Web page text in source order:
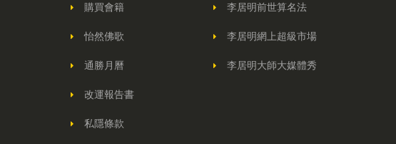
購買會籍
怡然佛歌
通勝月曆
改運報告書
私隱條款
李居明前世算名法
李居明網上超級市場
李居明大師大媒體秀